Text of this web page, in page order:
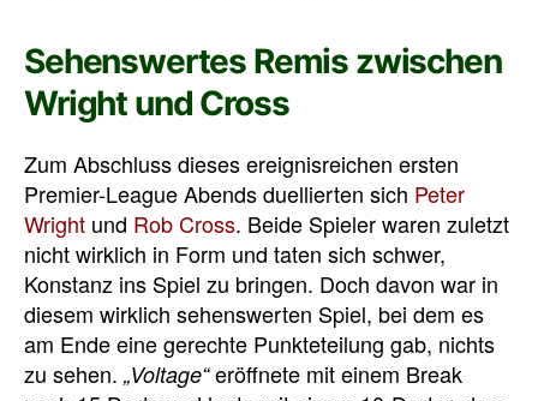
Sehenswertes Remis zwischen
Wright und Cross
Zum Abschluss dieses ereignisreichen ersten
Premier-League Abends duellierten sich Peter
Wright und Rob Cross. Beide Spieler waren zuletzt
nicht wirklich in Form und taten sich schwer,
Konstanz ins Spiel zu bringen. Doch davon war in
diesem wirklich sehenswerten Spiel, bei dem es
am Ende eine gerechte Punkteteilung gab, nichts
zu sehen. „Voltage“eröffnete mit einem Break